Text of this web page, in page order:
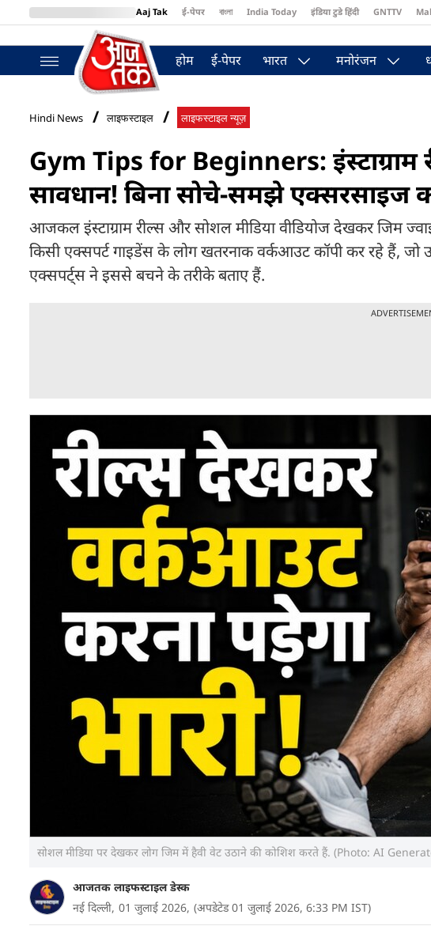
Aaj Tak ई-पेपर বাংলা India Today इंडिया टुडे हिंदी GNTTV
BT Bazaar
होम ई-पेपर भारत मनोरंजन
Hindi News लाइफस्टाइल लाइफस्टाइल न्यूज़
Gym Tips for Beginners:
सावधान! बिना सोचे-समझे एक्सरसाइज
आजकल इंस्टाग्राम रील्स और सोशल मीडिया वीडियोज देखकर जिम
किसी एक्सपर्ट गाइडेंस के लोग खतरनाक वर्कआउट कॉपी कर रहे हैं, जो
एक्सपर्ट्स ने इससे बचने के तरीके बताए हैं.
सोशल मीडिया पर देखकर लोग जिम में हैवी वेट उठाने की कोशिश करते हैं. (Photo: AI
आजतक लाइफस्टाइल डेस्क
नई दिल्ली, 01 जुलाई 2026, (अपडेटेड 01 जुलाई 2026, 6:33 PM IST)